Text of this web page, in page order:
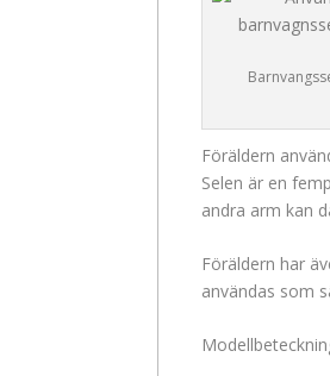
Föräldern
Selen är en
andra arm kan
Föräldern har
användas som